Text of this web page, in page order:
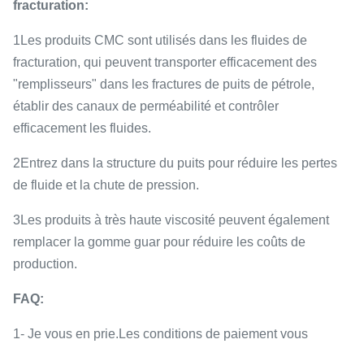
fracturation:
1Les produits CMC sont utilisés dans les fluides de
fracturation, qui peuvent transporter efficacement des
"remplisseurs" dans les fractures de puits de pétrole,
établir des canaux de perméabilité et contrôler
efficacement les fluides.
2Entrez dans la structure du puits pour réduire les pertes
de fluide et la chute de pression.
3Les produits à très haute viscosité peuvent également
remplacer la gomme guar pour réduire les coûts de
production.
FAQ:
1- Je vous en prie. Les conditions de paiement vous